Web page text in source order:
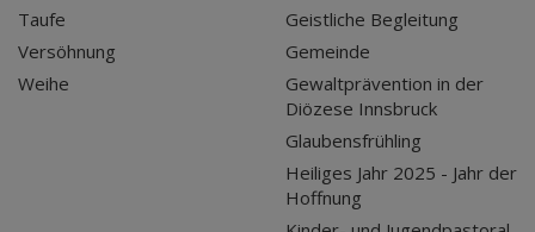
Taufe
Versöhnung
Weihe
Geistliche Begleitung
Gemeinde
Gewaltprävention in der
Diözese Innsbruck
Glaubensfrühling
Heiliges Jahr 2025 - Jahr der
Hoffnung